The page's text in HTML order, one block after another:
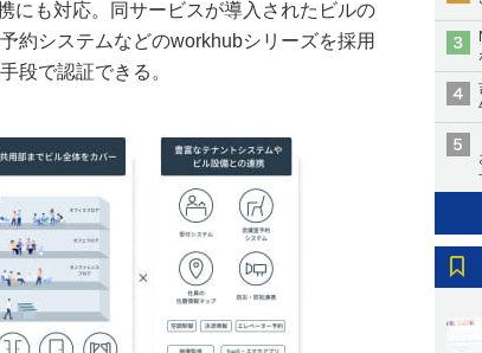
にも対応。同サービスが導入されたビルの
約システムなどのworkhubシリーズを採用
段で認証できる。